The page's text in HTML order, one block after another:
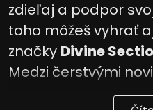
zdieľaj a podpor
toho môžeš vyhrať
značky Divine
Medzi čerstvými